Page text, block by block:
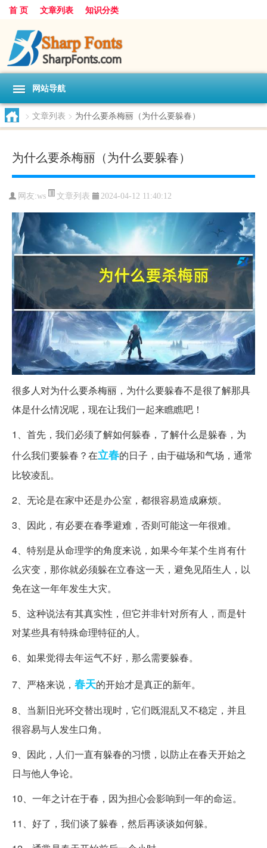
首 页 文章列表 知识分类
网站导航
> 文章列表 > 为什么要杀梅丽（为什么要躲春）
为什么要杀梅丽（为什么要躲春）
网友:ws 文章列表 2024-04-12 11:40:12
很多人对为什么要杀梅丽，为什么要躲春不是很了解那具
体是什么情况呢，现在让我们一起来瞧瞧吧！
1、首先，我们必须了解如何躲春，了解什么是躲春，为
什么我们要躲春？在立春的日子，由于磁场和气场，通常
比较凌乱。
2、无论是在家中还是办公室，都很容易造成麻烦。
3、因此，有必要在春季避难，否则可能这一年很难。
4、特别是从命理学的角度来说，如果今年某个生肖有什
么灾变，那你就必须躲在立春这一天，避免见陌生人，以
免在这一年年发生大灾。
5、这种说法有其真实性，但它并非针对所有人，而是针
对某些具有特殊命理特征的人。
6、如果觉得去年运气不好，那么需要躲春。
7、严格来说， 春天的开始才是真正的新年。
8、当新旧光环交替出现时，它们既混乱又不稳定，并且
很容易与人发生口角。
9、因此，人们一直有躲春的习惯，以防止在春天开始之
日与他人争论。
10、一年之计在于春，因为担心会影响到一年的命运。
11、好了，我们谈了躲春，然后再谈谈如何躲。